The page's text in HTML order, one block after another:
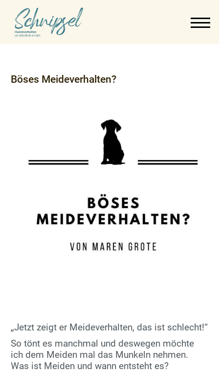
Böses Meideverhalten?
„Jetzt zeigt er Meideverhalten, das ist schlecht!“
So tönt es manchmal und deswegen möchte
ich dem Meiden mal das Munkeln nehmen.
Was ist Meiden und wann entsteht es?